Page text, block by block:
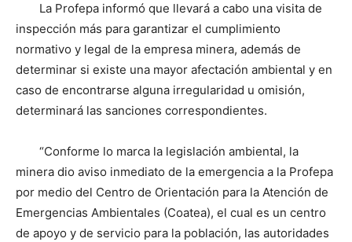
La Profepa informó que llevará a cabo una visita de
inspección más para garantizar el cumplimiento
normativo y legal de la empresa minera, además de
determinar si existe una mayor afectación ambiental y en
caso de encontrarse alguna irregularidad u omisión,
determinará las sanciones correspondientes.
“Conforme lo marca la legislación ambiental, la
minera dio aviso inmediato de la emergencia a la Profepa
por medio del Centro de Orientación para la Atención de
Emergencias Ambientales (Coatea), el cual es un centro
de apoyo y de servicio para la población, las autoridades